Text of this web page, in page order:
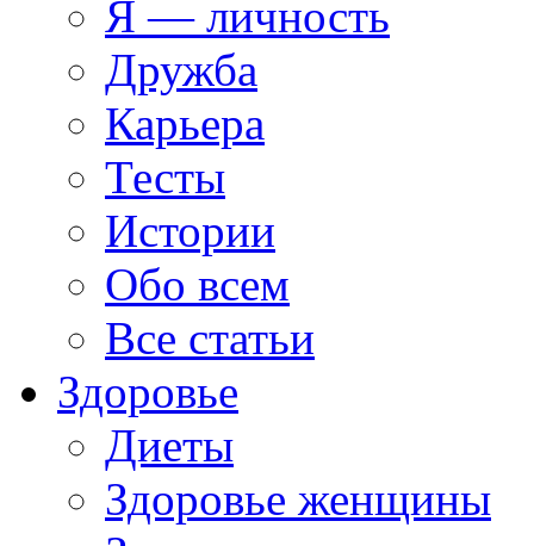
Я — личность
Дружба
Карьера
Тесты
Истории
Обо всем
Все статьи
Здоровье
Диеты
Здоровье женщины